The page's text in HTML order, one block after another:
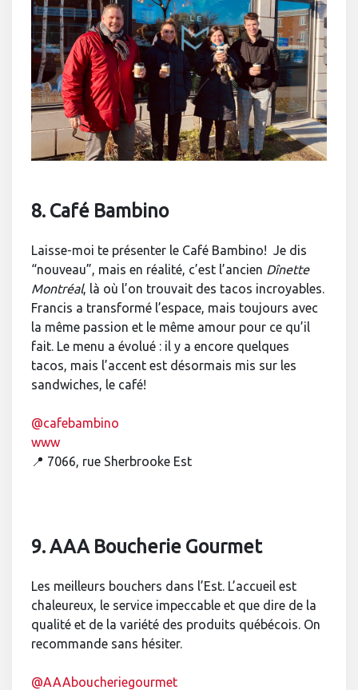
8. Café Bambino
Laisse-moi te présenter le Café Bambino! Je dis
“nouveau”, mais en réalité, c’est l’ancien Dînette
Montréal, là où l’on trouvait des tacos incroyables.
Francis a transformé l’espace, mais toujours avec
la même passion et le même amour pour ce qu’il
fait. Le menu a évolué : il y a encore quelques
tacos, mais l’accent est désormais mis sur les
sandwiches, le café!
@cafebambino
www
📍 7066, rue Sherbrooke Est
9. AAA Boucherie Gourmet
Les meilleurs bouchers dans l’Est. L’accueil est
chaleureux, le service impeccable et que dire de la
qualité et de la variété des produits québécois. On
recommande sans hésiter.
@AAAboucheriegourmet